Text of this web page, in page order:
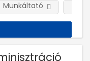
Munkáltató